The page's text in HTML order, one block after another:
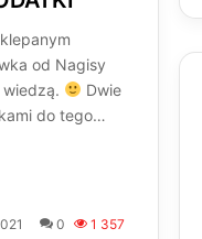
od Nagisy
Dwie
do tego…
0 1 357